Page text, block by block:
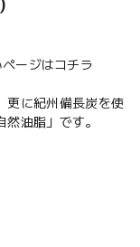
ージはコチラ
更に紀州備長炭を使
油脂」です。